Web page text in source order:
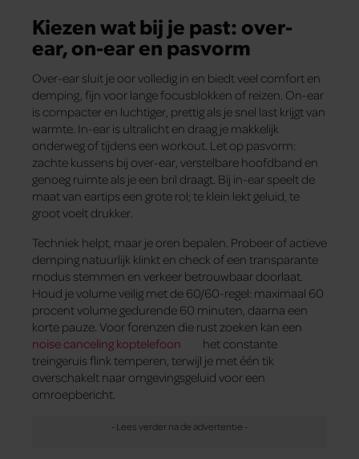
Kiezen wat bij je past: over-
ear, on-ear en pasvorm
Over-ear sluit je oor volledig in en biedt veel comfort en
demping, fijn voor lange focusblokken of reizen. On-ear
is compacter en luchtiger, prettig als je snel last krijgt van
warmte. In-ear is ultralicht en draag je makkelijk
onderweg of tijdens een workout. Let op pasvorm:
zachte kussens bij over-ear, verstelbare hoofdband en
genoeg ruimte als je een bril draagt. Bij in-ear speelt de
maat van eartips een grote rol; te klein lekt geluid, te
groot voelt drukker.
Techniek helpt, maar je oren bepalen. Probeer of actieve
demping natuurlijk klinkt en check of een transparante
modus stemmen en verkeer betrouwbaar doorlaat.
Houd je volume veilig met de 60/60-regel: maximaal 60
procent volume gedurende 60 minuten, daarna een
korte pauze. Voor forenzen die rust zoeken kan een
noise canceling koptelefoon
het constante
treingeruis flink temperen, terwijl je met één tik
overschakelt naar omgevingsgeluid voor een
omroepbericht.